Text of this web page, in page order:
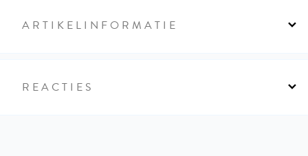
ARTIKELINFORMATIE
REACTIES